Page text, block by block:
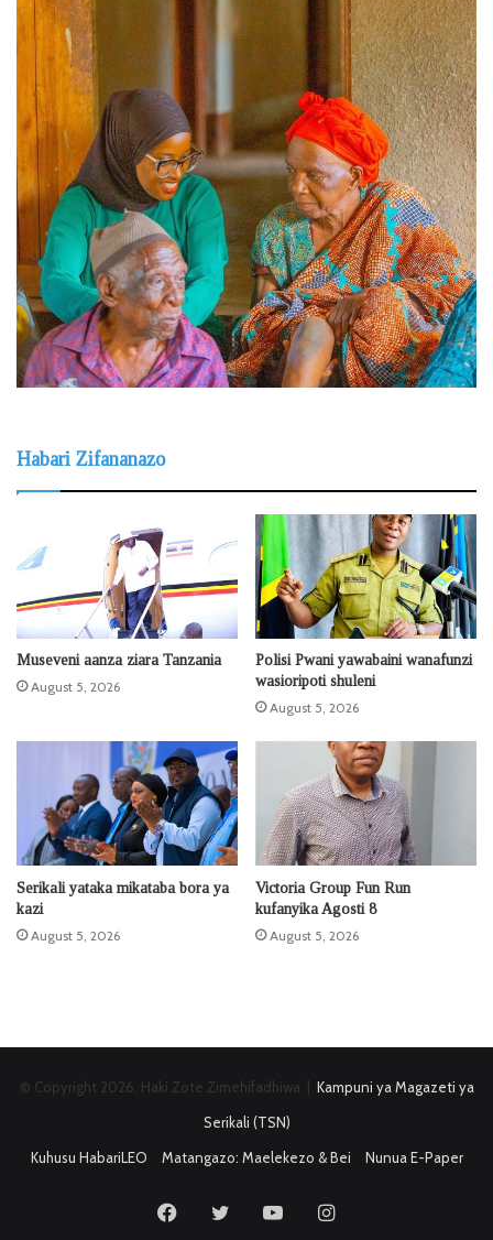
Habari Zifananazo
Museveni aanza ziara Tanzania
August 5, 2026
Polisi Pwani yawabaini wanafunzi
wasioripoti shuleni
August 5, 2026
Serikali yataka mikataba bora ya
kazi
August 5, 2026
Victoria Group Fun Run
kufanyika Agosti 8
August 5, 2026
© Copyright 2026, Haki Zote Zimehifadhiwa | Kampuni ya Magazeti ya
Serikali (TSN)
Kuhusu HabariLEO
Matangazo: Maelekezo & Bei Nunua E-Paper
FacebookTwitter YouTubeInstagram